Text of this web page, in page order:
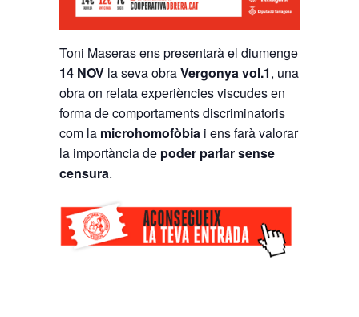
Toni Maseras ens presentarà el diumenge
14 NOV la seva obraVergonya vol.1, una
obra on relata experiències viscudes en
forma de comportaments discriminatoris
com la microhomofòbia i ens farà valorar
la importància de poder parlar sense
censura.